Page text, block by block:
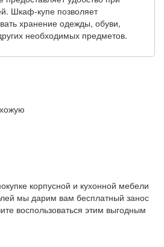
Шкаф-купе позволяет
хранение одежды, обуви,
необходимых предметов.
корпусной и кухонной мебели
мы дарим вам бесплатный занос
воспользоваться этим выгодным